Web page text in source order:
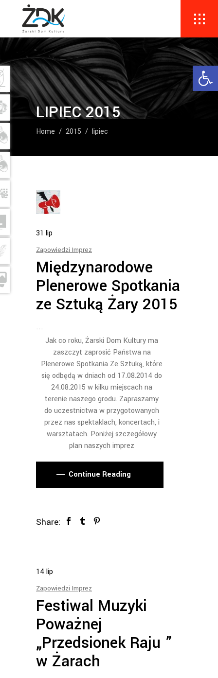
LIPIEC 2015
Home / 2015 / lipiec
31 lip
Zapowiedzi Imprez
Międzynarodowe
Plenerowe Spotkania
ze Sztuką Żary 2015
Jak co roku, Żarski Dom Kultury ma
zaszczyt zaprosić Państwa na
Plenerowe Spotkania Ze Sztuką, które
się odbędą w dniach od 17.08.2014 do
24.08.2015 w kilku miejscach na
terenie naszego grodu. Zapraszamy
do uczestnictwa w przygotowanych
przez nas spektaklach, koncertach, i
warsztatach. Poniżej szczegółowy
plan naszych imprez
Continue Reading
Share:
14 lip
Zapowiedzi Imprez
Festiwal Muzyki
Poważnej
„Przedsionek Raju ”
w Żarach